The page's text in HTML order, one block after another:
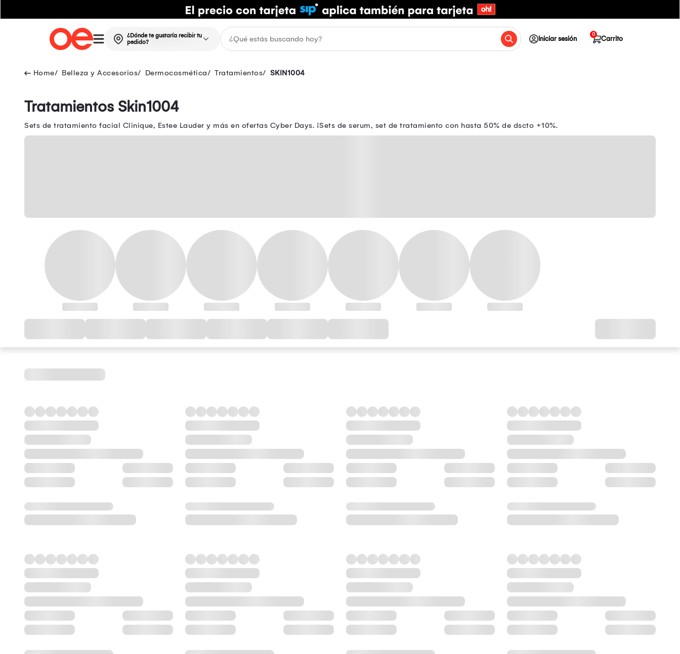
¿Dónde te gustaría recibir tu
pedido?
Iniciar sesión Carrito
0
Belleza y Accesorios Dermocosmética Tratamientos SKIN1004
Tratamientos Skin1004
Sets de tratamiento facial Clinique, Estee Lauder y más en ofertas Cyber Days. ¡Sets de serum, set de tratamiento con hasta 50% de dscto +10%.